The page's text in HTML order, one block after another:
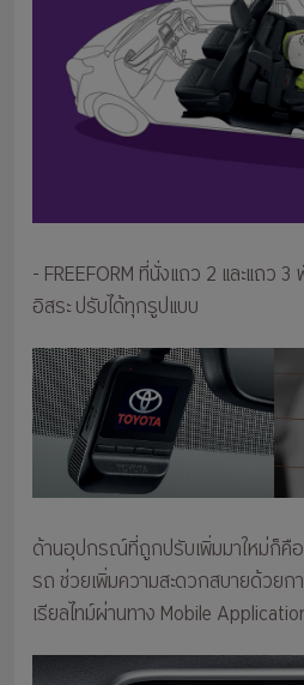
- FREEFORM ที่นั่งแถว 2 และแถว
อิสระ ปรับได้ทุกรูปแบบ
ด้านอุปกรณ์ที่ถูกปรับเพิ่มมาใหม่ก็คื
รถ ช่วยเพิ่มความสะดวกสบายด้วยก
เรียลไทม์ผ่านทาง Mobile